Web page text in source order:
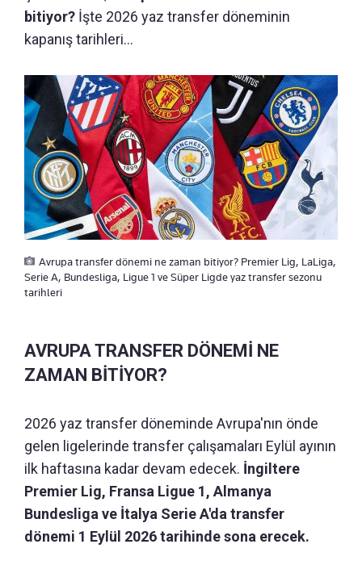
bitiyor? İşte 2026 yaz transfer döneminin
kapanış tarihleri...
Avrupa transfer dönemi ne zaman bitiyor? Premier Lig, LaLiga,
Serie A, Bundesliga, Ligue 1 ve Süper Ligde yaz transfer sezonu
tarihleri
AVRUPA TRANSFER DÖNEMİ NE
ZAMAN BİTİYOR?
2026 yaz transfer döneminde Avrupa'nın önde
gelen ligelerinde transfer çalışamaları Eylül ayının
ilk haftasına kadar devam edecek. İngiltere
Premier Lig, Fransa Ligue 1, Almanya
Bundesliga ve İtalya Serie A'da transfer
dönemi 1 Eylül 2026 tarihinde sona erecek.